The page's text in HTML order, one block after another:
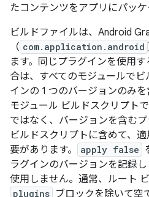
たコンテンツをアプリにパッケ
ビルドファイルは、Android
（ com.application.android
ます。同じプラグインを使用
合は、すべてのモジュールで
インの 1 つのバージョンのみ
モジュール ビルドスクリプト
ではなく、バージョンを含む
ビルドスクリプトに含めて、
要があります。
apply false
ラグインのバージョンを記録
使用しません。通常、ルート
plugins ブロックを除いて空